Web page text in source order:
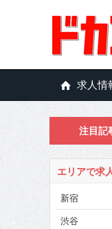
求人情
注目記
エリアで求
新宿
渋谷